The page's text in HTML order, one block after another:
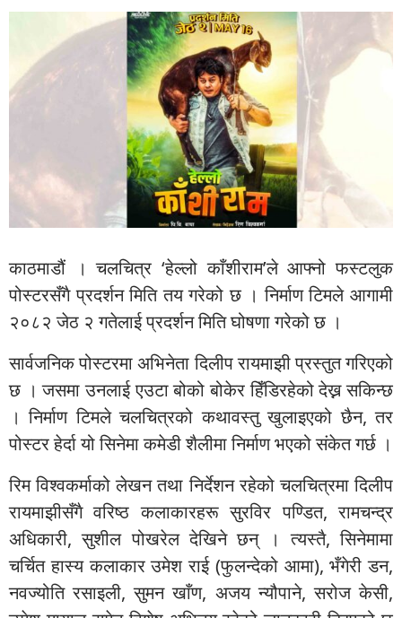
काठमाडौं । चलचित्र ‘हेल्लो काँशीराम’ले आफ्नो फस्टलुक
पोस्टरसँगै प्रदर्शन मिति तय गरेको छ । निर्माण टिमले आगामी
२०८२ जेठ २ गतेलाई प्रदर्शन मिति घोषणा गरेको छ ।
सार्वजनिक पोस्टरमा अभिनेता दिलीप रायमाझी प्रस्तुत गरिएको
छ । जसमा उनलाई एउटा बोको बोकेर हिँडिरहेको देख्न सकिन्छ
। निर्माण टिमले चलचित्रको कथावस्तु खुलाइएको छैन, तर
पोस्टर हेर्दा यो सिनेमा कमेडी शैलीमा निर्माण भएको संकेत गर्छ ।
रिम विश्वकर्माको लेखन तथा निर्देशन रहेको चलचित्रमा दिलीप
रायमाझीसँगै वरिष्ठ कलाकारहरू सुरविर पण्डित, रामचन्द्र
अधिकारी, सुशील पोखरेल देखिने छन् । त्यस्तै, सिनेमामा
चर्चित हास्य कलाकार उमेश राई (फुलन्देको आमा), भँगेरी डन,
नवज्योति रसाइली, सुमन खाँण, अजय न्यौपाने, सरोज केसी,